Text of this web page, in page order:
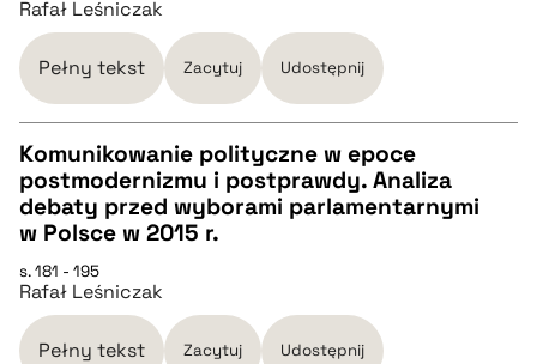
pobierz cytat
BIBTEX
pobierz cytat
Rafał Leśniczak
Pełny tekst Zacytuj Udostępnij
CZYSTY TEKST
pobierz cytat
BIBTEX
Komunikowanie polityczne w epoce
postmodernizmu i postprawdy. Analiza
debaty przed wyborami parlamentarnymi
w Polsce w 2015 r.
s. 181 - 195
Rafał Leśniczak
Pełny tekst Zacytuj Udostępnij